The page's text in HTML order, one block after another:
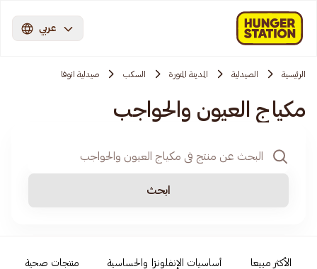
عربي
الرئيسية الصيدلية المدينة المنورة السكب صيدلية انوفا
مكياج العيون والحواجب
ابحث
الأكثر مبيعا أساسيات الإنفلونزا والحساسية منتجات صحية